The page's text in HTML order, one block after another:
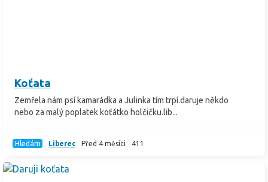
Koťata
Zemřela nám psí kamarádka a Julinka tím trpí.daruje někdo
nebo za malý poplatek koťátko holčičku.lib...
Hledám Liberec Před 4 měsíci 411